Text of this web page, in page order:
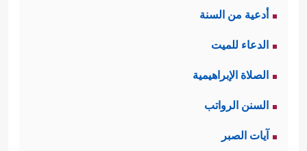
أدعية من السنة
الدعاء للميت
الصلاة الإبراهيمية
السنن الرواتب
آيات الصبر